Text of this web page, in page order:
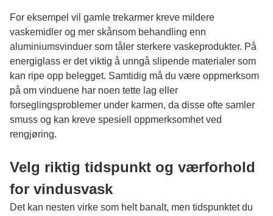
For eksempel vil gamle trekarmer kreve mildere
vaskemidler og mer skånsom behandling enn
aluminiumsvinduer som tåler sterkere vaskeprodukter. På
energiglass er det viktig å unngå slipende materialer som
kan ripe opp belegget. Samtidig må du være oppmerksom
på om vinduene har noen tette lag eller
forseglingsproblemer under karmen, da disse ofte samler
smuss og kan kreve spesiell oppmerksomhet ved
rengjøring.
Velg riktig tidspunkt og værforhold
for vindusvask
Det kan nesten virke som helt banalt, men tidspunktet du